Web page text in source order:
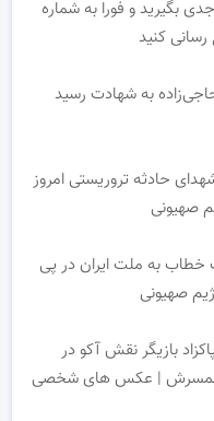
بگیرید و فورا به شماره
به شهادت رسید
حادثه تروریستی امروز
صهیونی
خطاب به ملت ایران در پی
صهیونی
بازیگر نقش آکو در
همسرش | عکس های شخصی